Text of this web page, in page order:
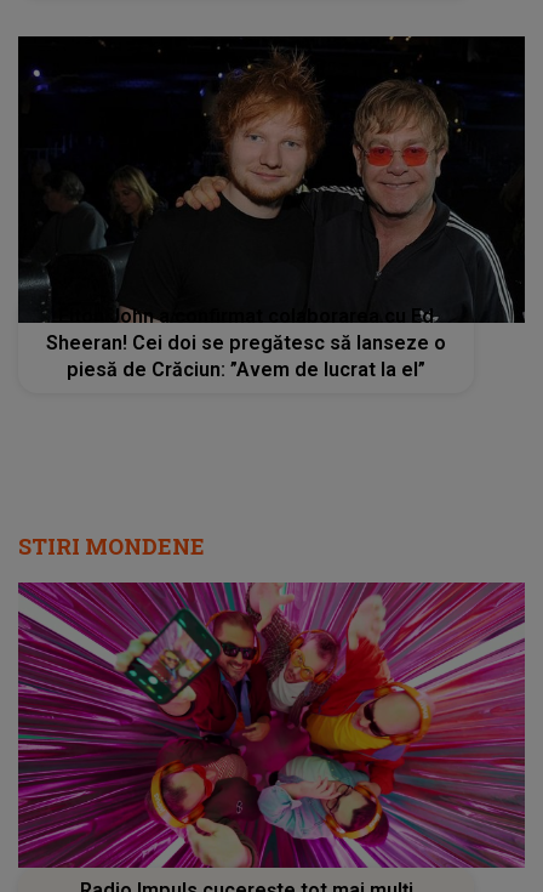
Elton John a confirmat colaborarea cu Ed
Sheeran! Cei doi se pregătesc să lanseze o
piesă de Crăciun: ”Avem de lucrat la el”
STIRI MONDENE